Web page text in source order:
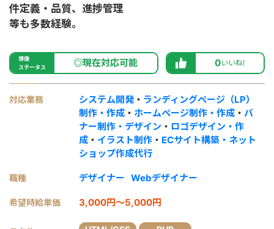
件定義・品質、進捗管理
等も多数経験。
稼働
ステータス
◎現在対応可能 0いいね!
対応業務 システム開発 ・ ランディングページ（LP）
制作・作成 ・ ホームページ制作・作成 ・ バ
ナー制作・デザイン ・ ロゴデザイン・作
成 ・ イラスト制作 ・ ECサイト構築・ネット
ショップ作成代行
職種 デザイナー Webデザイナー
希望時給単価 3,000円～5,000円